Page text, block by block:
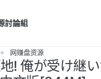
討論組
网赚盘资源
! 俺が受け継